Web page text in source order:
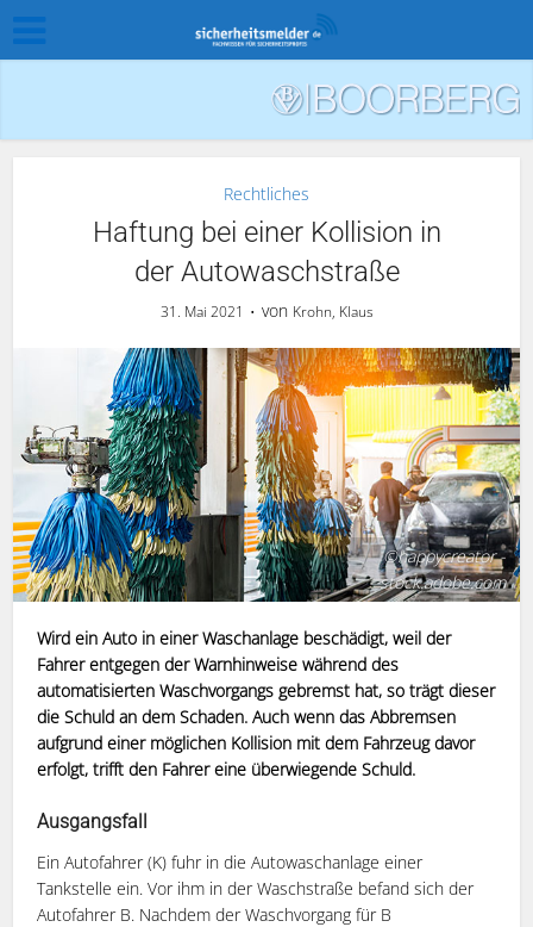
Rechtliches
Haftung bei einer Kollision in
der Autowaschstraße
31. Mai 2021 von Krohn, Klaus
©happycreator -
stock.adobe.com
Wird ein Auto in einer Waschanlage beschädigt, weil der
Fahrer entgegen der Warnhinweise während des
automatisierten Waschvorgangs gebremst hat, so trägt dieser
die Schuld an dem Schaden. Auch wenn das Abbremsen
aufgrund einer möglichen Kollision mit dem Fahrzeug davor
erfolgt, trifft den Fahrer eine überwiegende Schuld.
Ausgangsfall
Ein Autofahrer (K) fuhr in die Autowaschanlage einer
Tankstelle ein. Vor ihm in der Waschstraße befand sich der
Autofahrer B. Nachdem der Waschvorgang für B